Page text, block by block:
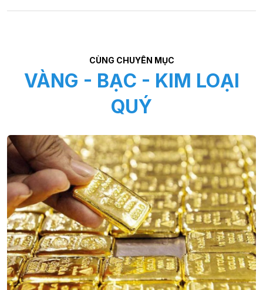
CÙNG CHUYÊN MỤC
VÀNG - BẠC - KIM LOẠI
QUÝ